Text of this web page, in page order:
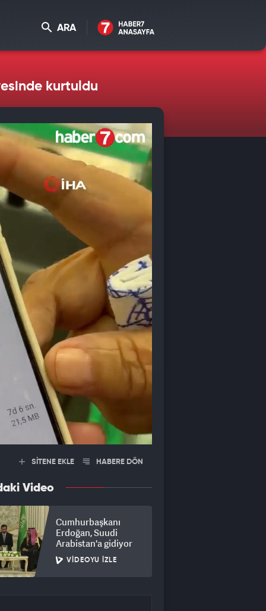
ARA
kurtuldu
SİTENE EKLE HABERE DÖN
Video
Cumhurbaşkanı
Erdoğan, Suudi
Arabistan'a gidiyor
VIDEOYU İZLE